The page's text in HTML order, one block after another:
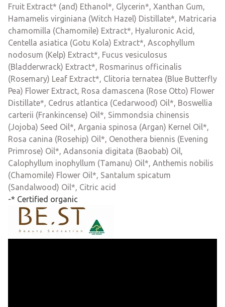
Fruit Extract* (and) Ethanol*, Glycerin*, Xanthan Gum,
Hamamelis virginiana (Witch Hazel) Distillate*, Matricaria
chamomilla (Chamomile) Extract*, Hyaluronic Acid,
Centella asiatica (Gotu Kola) Extract*, Ascophyllum
nodosum (Kelp) Extract*, Fucus vesiculosus
(Bladderwrack) Extract*, Rosmarinus officinalis
(Rosemary) Leaf Extract*, Clitoria ternatea (Blue Butterfly
Pea) Flower Extract, Rosa damascena (Rose Otto) Flower
Distillate*, Cedrus atlantica (Cedarwood) Oil*, Boswellia
carterii (Frankincense) Oil*, Simmondsia chinensis
(Jojoba) Seed Oil*, Argania spinosa (Argan) Kernel Oil*,
Rosa canina (Rosehip) Oil*, Oenothera biennis (Evening
Primrose) Oil*, Adansonia digitata (Baobab) Oil,
Calophyllum inophyllum (Tamanu) Oil*, Anthemis nobilis
(Chamomile) Flower Oil*, Santalum spicatum
(Sandalwood) Oil*, Citric acid
-* Certified organic